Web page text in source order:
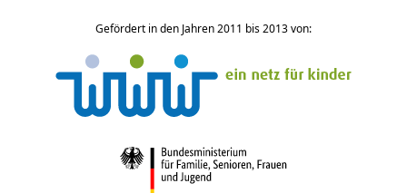
Gefördert in den Jahren 2011 bis 2013 von: